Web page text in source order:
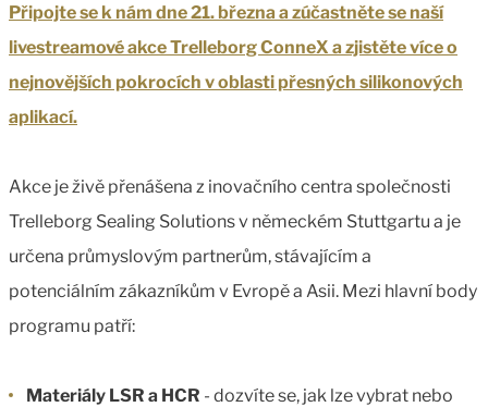
Připojte se k nám dne 21. března a zúčastněte se naší
livestreamové akce Trelleborg ConneX a zjistěte více o
nejnovějších pokrocích v oblasti přesných silikonových
aplikací.
Akce je živě přenášena z inovačního centra společnosti
Trelleborg Sealing Solutions v německém Stuttgartu a je
určena průmyslovým partnerům, stávajícím a
potenciálním zákazníkům v Evropě a Asii. Mezi hlavní body
programu patří:
Materiály LSR a HCR - dozvíte se, jak lze vybrat nebo